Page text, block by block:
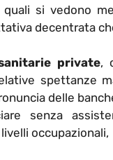
si vedono
decentrata
private,
spettanze
delle
senza
occupazionali,